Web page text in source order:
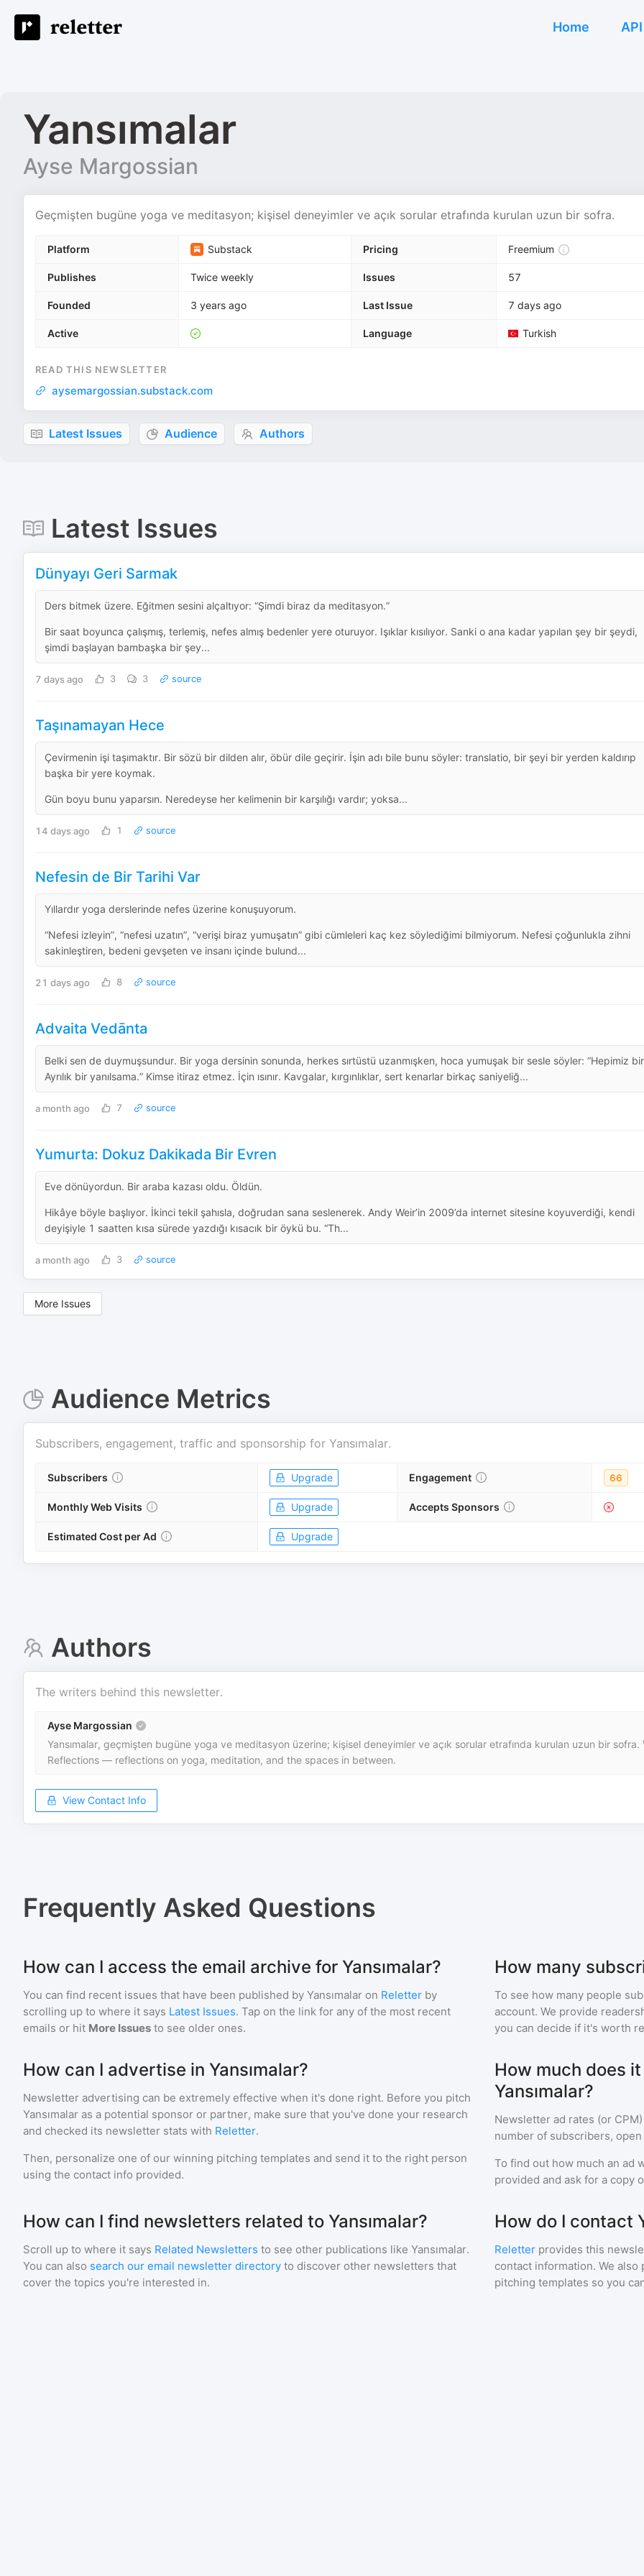
Home API
Yansımalar
Ayse Margossian
Geçmişten bugüne yoga ve meditasyon; kişisel deneyimler ve açık sorular etrafında kurulan uzun bir sofra.
Platform Substack Pricing Freemium
Publishes Twice weekly Issues 57
Founded 3 years ago Last Issue 7 days ago
Active Language Turkish
READ THIS NEWSLETTER
aysemargossian.substack.com
Latest Issues Audience Authors
Latest Issues
Dünyayı Geri Sarmak
Ders bitmek üzere. Eğitmen sesini alçaltıyor: “Şimdi biraz da meditasyon.”
Bir saat boyunca çalışmış, terlemiş, nefes almış bedenler yere oturuyor. Işıklar kısılıyor. Sanki o ana kadar yapılan şey bir şeydi,
şimdi başlayan bambaşka bir şey...
7 days ago 3 3 source
Taşınamayan Hece
Çevirmenin işi taşımaktır. Bir sözü bir dilden alır, öbür dile geçirir. İşin adı bile bunu söyler: translatio, bir şeyi bir yerden kaldırıp
başka bir yere koymak.
Gün boyu bunu yaparsın. Neredeyse her kelimenin bir karşılığı vardır; yoksa...
14 days ago 1 source
Nefesin de Bir Tarihi Var
Yıllardır yoga derslerinde nefes üzerine konuşuyorum.
“Nefesi izleyin”, “nefesi uzatın”, “verişi biraz yumuşatın” gibi cümleleri kaç kez söylediğimi bilmiyorum. Nefesi çoğunlukla zihni
sakinleştiren, bedeni gevşeten ve insanı içinde bulund...
21 days ago 8 source
Advaita Vedānta
Belki sen de duymuşsundur. Bir yoga dersinin sonunda, herkes sırtüstü uzanmışken, hoca yumuşak bir sesle söyler: “Hepimiz
Ayrılık bir yanılsama.” Kimse itiraz etmez. İçin ısınır. Kavgalar, kırgınlıklar, sert kenarlar birkaç saniyeliğ...
a month ago 7 source
Yumurta: Dokuz Dakikada Bir Evren
Eve dönüyordun. Bir araba kazası oldu. Öldün.
Hikâye böyle başlıyor. İkinci tekil şahısla, doğrudan sana seslenerek. Andy Weir’in 2009’da internet sitesine koyuverdiği, kendi
deyişiyle 1 saatten kısa sürede yazdığı kısacık bir öykü bu. “Th...
a month ago 3 source
More Issues
Audience Metrics
Subscribers, engagement, traffic and sponsorship for Yansımalar.
Subscribers Upgrade Engagement 66
Monthly Web Visits Upgrade Accepts Sponsors
Estimated Cost per Ad Upgrade
Authors
The writers behind this newsletter.
Ayse Margossian
Yansımalar, geçmişten bugüne yoga ve meditasyon üzerine; kişisel deneyimler ve açık sorular etrafında kurulan uzun bir
Reflections — reflections on yoga, meditation, and the spaces in between.
View Contact Info
Frequently Asked Questions
How can I access the email archive for Yansımalar?
You can find recent issues that have been published by Yansımalar on Reletter by
scrolling up to where it says Latest Issues. Tap on the link for any of the most recent
emails or hit More Issues to see older ones.
How many
To see how many people
account. We provide
you can decide if it's worth
How can I advertise in Yansımalar?
Newsletter advertising can be extremely effective when it's done right. Before you pitch
Yansımalar as a potential sponsor or partner, make sure that you've done your research
and checked its newsletter stats with Reletter.
Then, personalize one of our winning pitching templates and send it to the right person
using the contact info provided.
How much does
Yansımalar?
Newsletter ad rates (or
number of subscribers,
To find out how much an ad
provided and ask for a copy
How can I find newsletters related to Yansımalar?
Scroll up to where it says Related Newsletters to see other publications like Yansımalar.
You can also search our email newsletter directory to discover other newsletters that
cover the topics you're interested in.
How do I contact
Reletter provides this
contact information. We
pitching templates so you